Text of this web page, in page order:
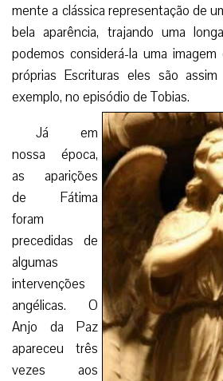
mente a clássica representação de
bela aparência, trajando uma
podemos considerá-la uma
próprias Escrituras eles são
exemplo, no episódio de Tobias.
Já em
nossa época,
as aparições
de Fátima
foram
precedidas de
algumas
intervenções
angélicas. O
Anjo da Paz
apareceu três
vezes aos